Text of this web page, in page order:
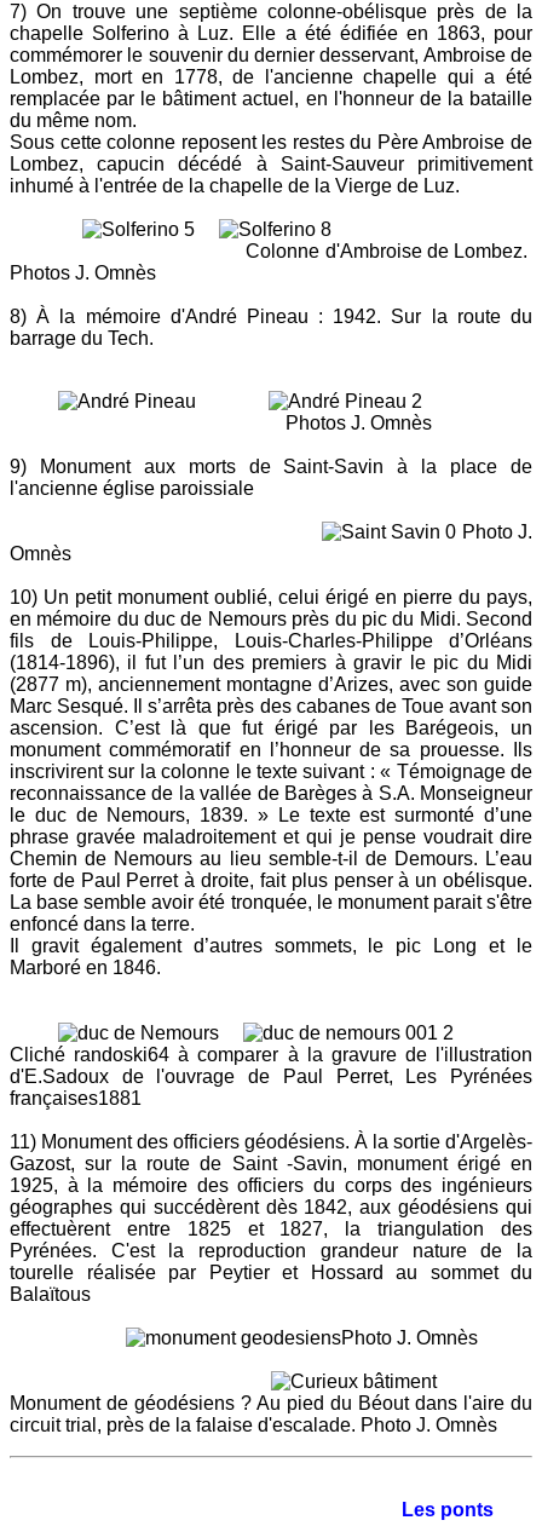
7) On trouve une septième colonne-obélisque près de la
chapelle Solferino à Luz. Elle a été édifiée en 1863, pour
commémorer le souvenir du dernier desservant, Ambroise de
Lombez, mort en 1778, de l'ancienne chapelle qui a été
remplacée par le bâtiment actuel, en l'honneur de la bataille
du même nom.
Sous cette colonne reposent les restes du Père Ambroise de
Lombez, capucin décédé à Saint-Sauveur primitivement
inhumé à l'entrée de la chapelle de la Vierge de Luz.
Colonne d'Ambroise de Lombez.
Photos J. Omnès
8) À la mémoire d'André Pineau : 1942. Sur la route du
barrage du Tech.
Photos J. Omnès
9) Monument aux morts de Saint-Savin à la place de
l'ancienne église paroissiale
Photo J.
Omnès
10) Un petit monument oublié, celui érigé en pierre du pays,
en mémoire du duc de Nemours près du pic du Midi. Second
fils de Louis-Philippe, Louis-Charles-Philippe d’Orléans
(1814-1896), il fut l’un des premiers à gravir le pic du Midi
(2877 m), anciennement montagne d’Arizes, avec son guide
Marc Sesqué. Il s’arrêta près des cabanes de Toue avant son
ascension. C’est là que fut érigé par les Barégeois, un
monument commémoratif en l’honneur de sa prouesse. Ils
inscrivirent sur la colonne le texte suivant : « Témoignage de
reconnaissance de la vallée de Barèges à S.A. Monseigneur
le duc de Nemours, 1839. » Le texte est surmonté d’une
phrase gravée maladroitement et qui je pense voudrait dire
Chemin de Nemours au lieu semble-t-il de Demours. L’eau
forte de Paul Perret à droite, fait plus penser à un obélisque.
La base semble avoir été tronquée, le monument parait s'être
enfoncé dans la terre.
Il gravit également d’autres sommets, le pic Long et le
Marboré en 1846.
Cliché randoski64 à comparer à la gravure de l'illustration
d'E.Sadoux de l'ouvrage de Paul Perret, Les Pyrénées
françaises1881
11) Monument des officiers géodésiens. À la sortie d'Argelès-
Gazost, sur la route de Saint -Savin, monument érigé en
1925, à la mémoire des officiers du corps des ingénieurs
géographes qui succédèrent dès 1842, aux géodésiens qui
effectuèrent entre 1825 et 1827, la triangulation des
Pyrénées. C'est la reproduction grandeur nature de la
tourelle réalisée par Peytier et Hossard au sommet du
Balaïtous
Photo J. Omnès
Monument de géodésiens ? Au pied du Béout dans l'aire du
circuit trial, près de la falaise d'escalade. Photo J. Omnès
Les ponts